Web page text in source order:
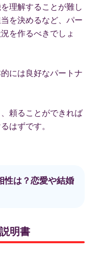
理解することが難し
を決めるなど、パー
を作るべきでしょ
には良好なパートナ
頼ることができれば
はずです。
性は？恋愛や結婚
明書